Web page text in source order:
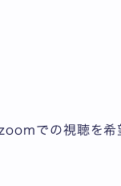
での視聴を